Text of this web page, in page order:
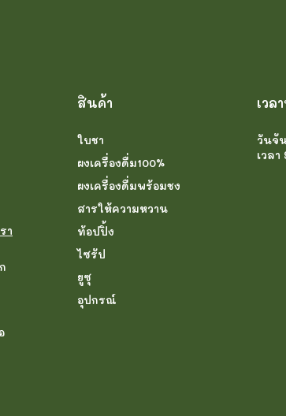
า
สินค้า
ใบชา
ผงเครื่องดื่ม100%
ผงเครื่องดื่มพร้อมชง
สารให้ความหวาน
ท้อปปิ้ง
ไซรัป
ยูซุ
อุปกรณ์
เวล
วันจั
เวล